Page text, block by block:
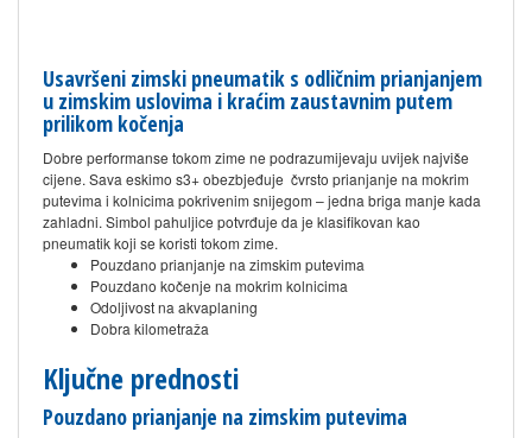
Usavršeni zimski pneumatik s odličnim prianjanjem
u zimskim uslovima i kraćim zaustavnim putem
prilikom kočenja
Dobre performanse tokom zime ne podrazumijevaju uvijek najviše
cijene. Sava eskimo s3+ obezbjeđuje čvrsto prianjanje na mokrim
putevima i kolnicima pokrivenim snijegom – jedna briga manje kada
zahladni. Simbol pahuljice potvrđuje da je klasifikovan kao
pneumatik koji se koristi tokom zime.
Pouzdano prianjanje na zimskim putevima
Pouzdano kočenje na mokrim kolnicima
Odoljivost na akvaplaning
Dobra kilometraža
Ključne prednosti
Pouzdano prianjanje na zimskim putevima